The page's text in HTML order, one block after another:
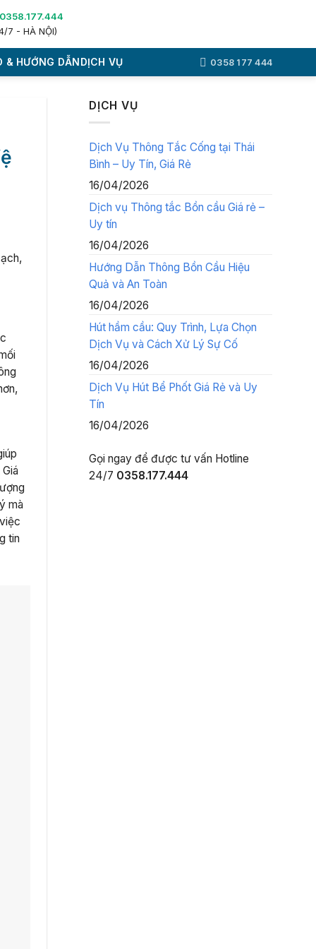
7 - HÀ NỘI)
& HƯỚNG DẪNDỊCH VỤ 0358 177 444
mà
tin
DỊCH VỤ
Dịch Vụ Thông Tắc Cống tại Thái
Bình – Uy Tín, Giá Rẻ
16/04/2026
Dịch vụ Thông tắc Bồn cầu Giá rẻ –
Uy tín
16/04/2026
Hướng Dẫn Thông Bồn Cầu Hiệu
Quả và An Toàn
16/04/2026
Hút hầm cầu: Quy Trình, Lựa Chọn
Dịch Vụ và Cách Xử Lý Sự Cố
16/04/2026
Dịch Vụ Hút Bể Phốt Giá Rẻ và Uy
Tín
16/04/2026
Gọi ngay để được tư vấn Hotline
24/7 0358.177.444